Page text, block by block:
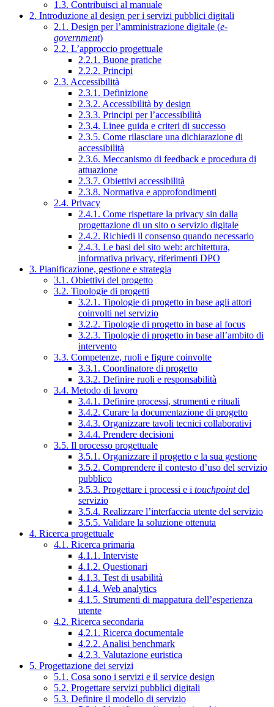
1.3. Contribuisci al manuale
2. Introduzione al design per i servizi pubblici digitali
2.1. Design per l’amministrazione digitale (e-
government)
2.2. L’approccio progettuale
2.2.1. Buone pratiche
2.2.2. Principi
2.3. Accessibilità
2.3.1. Definizione
2.3.2. Accessibilità by design
2.3.3. Principi per l’accessibilità
2.3.4. Linee guida e criteri di successo
2.3.5. Come rilasciare una dichiarazione di
accessibilità
2.3.6. Meccanismo di feedback e procedura di
attuazione
2.3.7. Obiettivi accessibilità
2.3.8. Normativa e approfondimenti
2.4. Privacy
2.4.1. Come rispettare la privacy sin dalla
progettazione di un sito o servizio digitale
2.4.2. Richiedi il consenso quando necessario
2.4.3. Le basi del sito web: architettura,
informativa privacy, riferimenti DPO
3. Pianificazione, gestione e strategia
3.1. Obiettivi del progetto
3.2. Tipologie di progetti
3.2.1. Tipologie di progetto in base agli attori
coinvolti nel servizio
3.2.2. Tipologie di progetto in base al focus
3.2.3. Tipologie di progetto in base all’ambito di
intervento
3.3. Competenze, ruoli e figure coinvolte
3.3.1. Coordinatore di progetto
3.3.2. Definire ruoli e responsabilità
3.4. Metodo di lavoro
3.4.1. Definire processi, strumenti e rituali
3.4.2. Curare la documentazione di progetto
3.4.3. Organizzare tavoli tecnici collaborativi
3.4.4. Prendere decisioni
3.5. Il processo progettuale
3.5.1. Organizzare il progetto e la sua gestione
3.5.2. Comprendere il contesto d’uso del servizio
pubblico
3.5.3. Progettare i processi e i touchpointdel
servizio
3.5.4. Realizzare l’interfaccia utente del servizio
3.5.5. Validare la soluzione ottenuta
4. Ricerca progettuale
4.1. Ricerca primaria
4.1.1. Interviste
4.1.2. Questionari
4.1.3. Test di usabilità
4.1.4. Web analytics
4.1.5. Strumenti di mappatura dell’esperienza
utente
4.2. Ricerca secondaria
4.2.1. Ricerca documentale
4.2.2. Analisi benchmark
4.2.3. Valutazione euristica
5. Progettazione dei servizi
5.1. Cosa sono i servizi e il service design
5.2. Progettare servizi pubblici digitali
5.3. Definire il modello di servizio